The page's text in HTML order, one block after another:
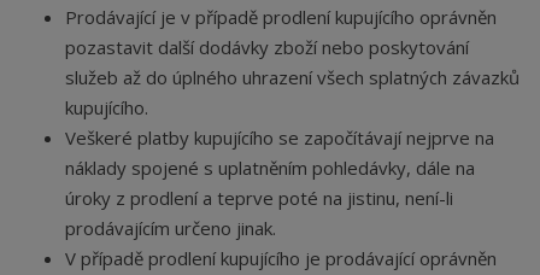
Prodávající je v případě prodlení kupujícího oprávněn
pozastavit další dodávky zboží nebo poskytování
služeb až do úplného uhrazení všech splatných závazků
kupujícího.
Veškeré platby kupujícího se započítávají nejprve na
náklady spojené s uplatněním pohledávky, dále na
úroky z prodlení a teprve poté na jistinu, není-li
prodávajícím určeno jinak.
V případě prodlení kupujícího je prodávající oprávněn